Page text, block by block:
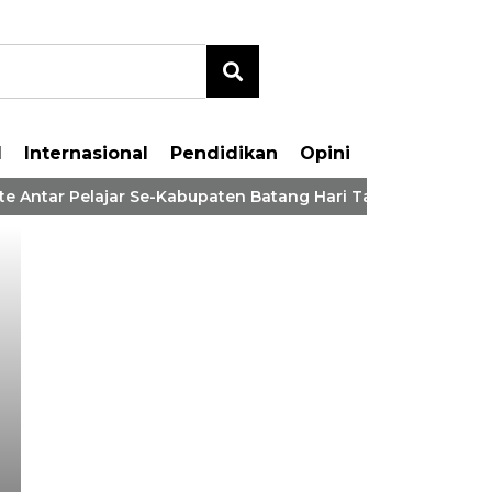
Internasional Pendidikan Opini
Pelajar Se-Kabupaten Batang Hari Tahaun 2026